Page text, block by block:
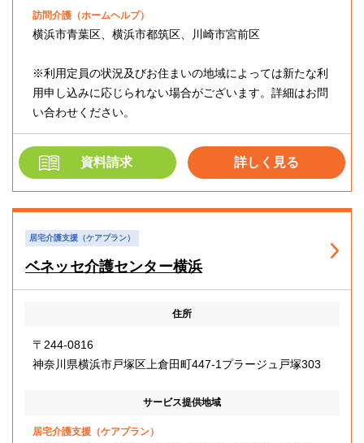
訪問介護（ホームヘルプ）
横浜市青葉区、横浜市都筑区、川崎市宮前区
※利用定員の状況及びお住まいの地域によっては新たな利
用申し込みに応じられない場合がございます。詳細はお問
い合わせください。
資料請求 詳しく見る
居宅介護支援（ケアプラン）
ベネッセ介護センター横浜
住所
〒244-0816
神奈川県横浜市戸塚区上倉田町447-1プラージュ戸塚303
サービス提供地域
居宅介護支援（ケアプラン）